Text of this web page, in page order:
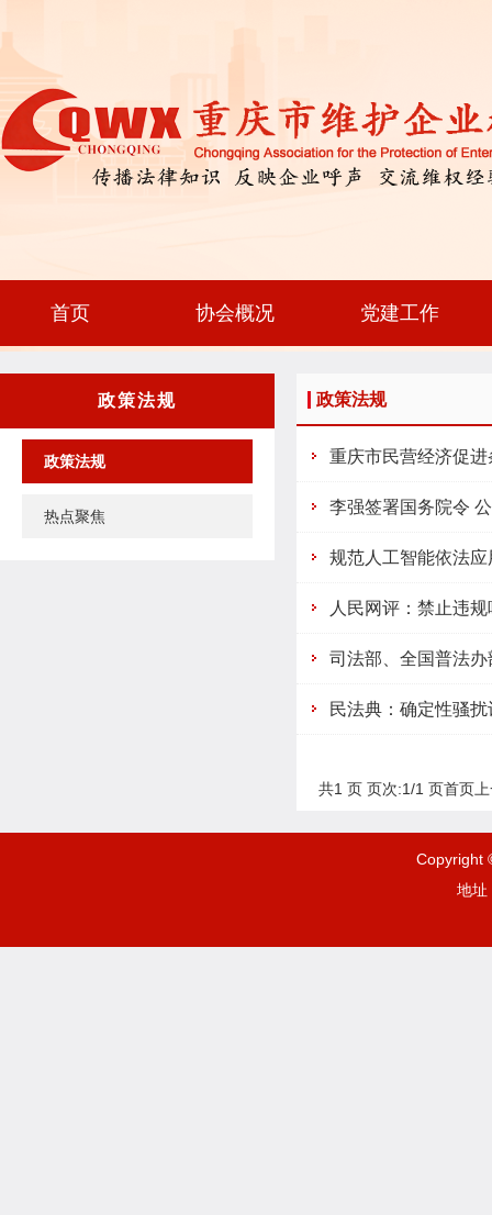
首页 协会概况 党建工作
政策法规
政策法规
热点聚焦
政策法规
重庆市民营经济促进
李强签署国务院令
规范人工智能依法
人民网评：禁止违
司法部、全国普法
民法典：确定性骚
共1 页 页次:1/1 页首页
Copyright
地址